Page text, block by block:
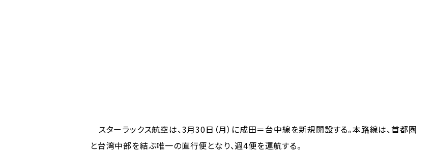
スターラックス航空は、3月30日（月）に成田＝台中線を新規開設する。本路線は、首都圏
と台湾中部を結ぶ唯一の直行便となり、週4便を運航する。